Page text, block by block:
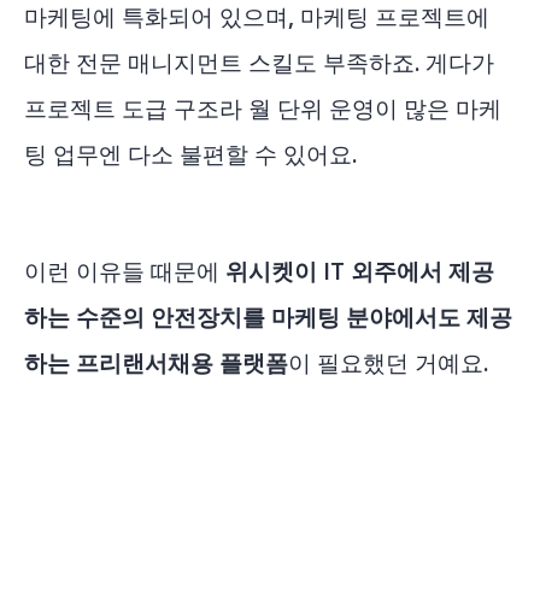
마케팅에 특화되어 있으며, 마케팅 프로젝트에
대한 전문 매니지먼트 스킬도 부족하죠. 게다가
프로젝트 도급 구조라 월 단위 운영이 많은 마케
팅 업무엔 다소 불편할 수 있어요.
이런 이유들 때문에 위시켓이 IT 외주에서 제공
하는 수준의 안전장치를 마케팅 분야에서도 제공
하는 프리랜서채용 플랫폼이 필요했던 거예요.